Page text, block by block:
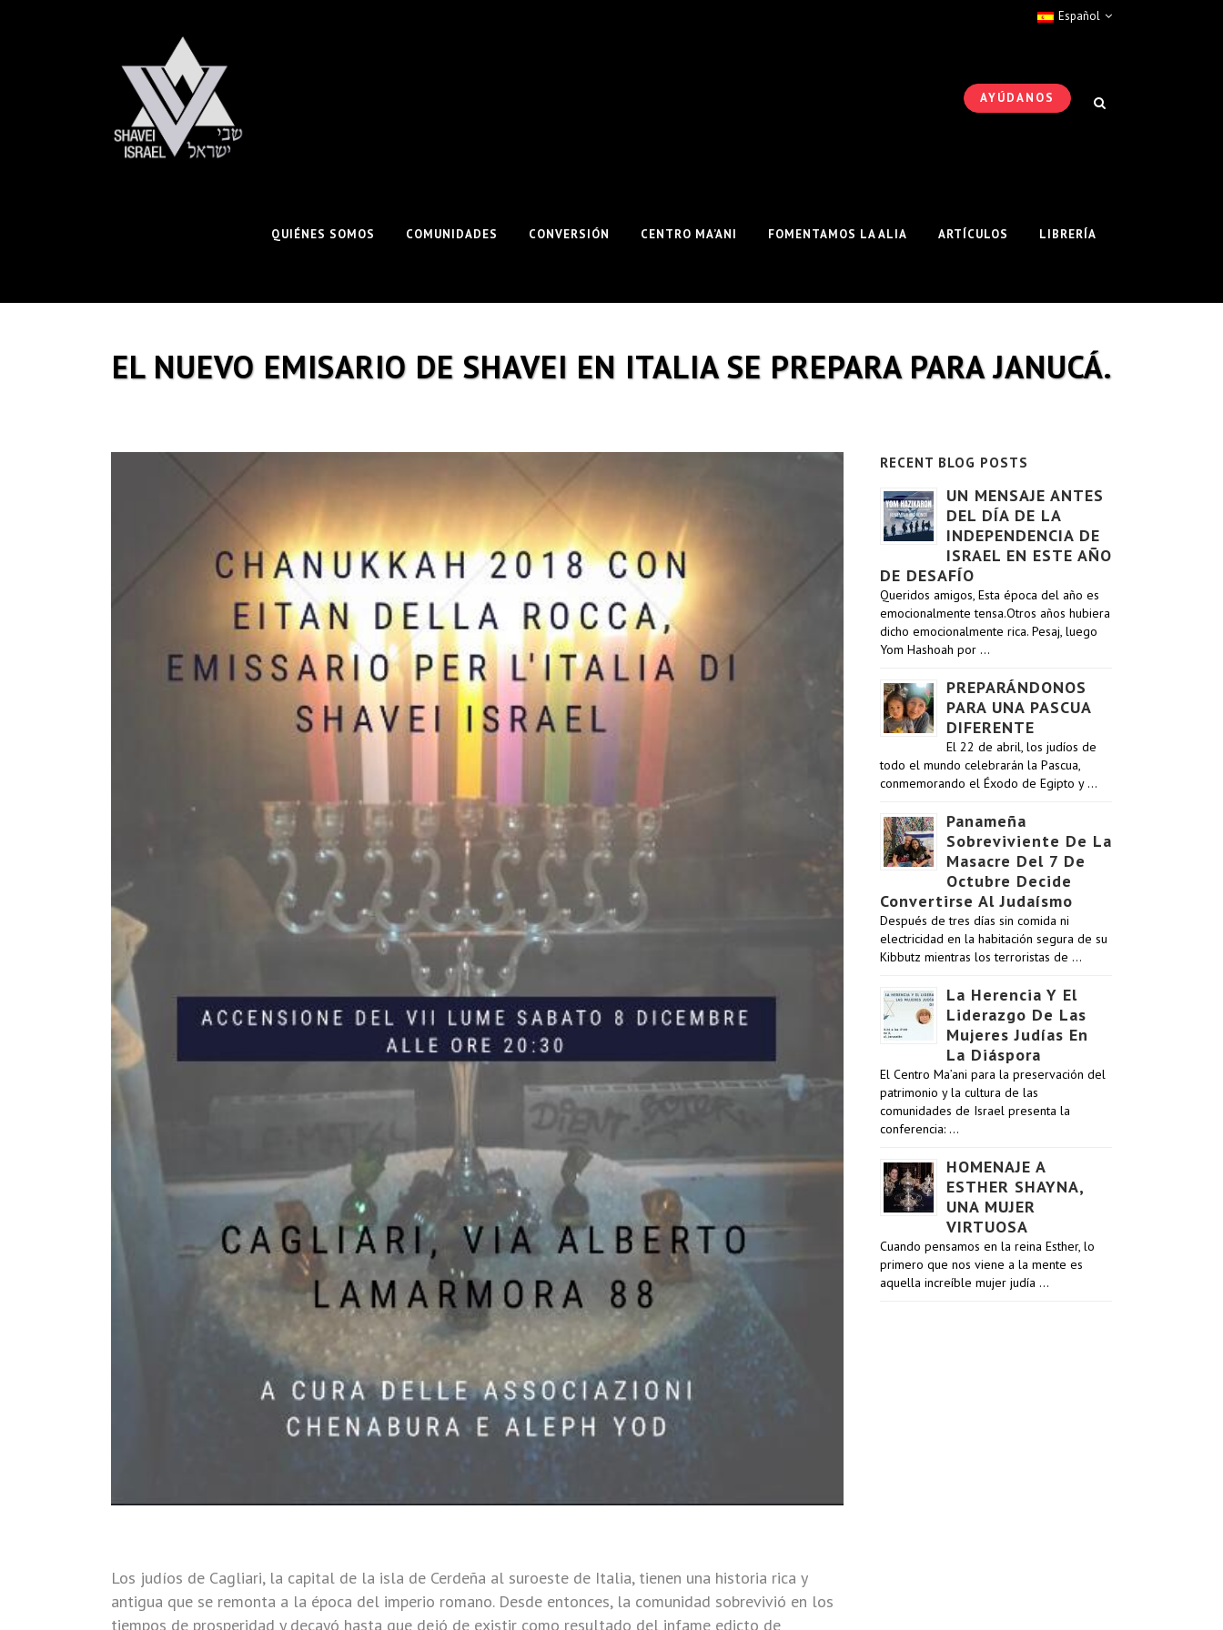
Español
AYÚDANOS
QUIÉNES SOMOS COMUNIDADES CONVERSIÓN CENTRO MA’ANI FOMENTAMOS LA ALIA ARTÍCULOS LIBRERÍA
EL NUEVO EMISARIO DE SHAVEI EN ITALIA SE PREPARA PARA JANUCÁ.
Los judíos de Cagliari, la capital de la isla de Cerdeña al suroeste de Italia, tienen una historia rica y
antigua que se remonta a la época del imperio romano. Desde entonces, la comunidad sobrevivió en los
tiempos de prosperidad y decayó hasta que dejó de existir como resultado del infame edicto de
RECENT BLOG POSTS
UN MENSAJE ANTES
DEL DÍA DE LA
INDEPENDENCIA DE
ISRAEL EN ESTE AÑO
DE DESAFÍO
Queridos amigos, Esta época del año es
emocionalmente tensa.Otros años hubiera
dicho emocionalmente rica. Pesaj, luego
Yom Hashoah por …
PREPARÁNDONOS
PARA UNA PASCUA
DIFERENTE
El 22 de abril, los judíos de
todo el mundo celebrarán la Pascua,
conmemorando el Éxodo de Egipto y …
Panameña
Sobreviviente De La
Masacre Del 7 De
Octubre Decide
Convertirse Al Judaísmo
Después de tres días sin comida ni
electricidad en la habitación segura de su
Kibbutz mientras los terroristas de …
La Herencia Y El
Liderazgo De Las
Mujeres Judías En
La Diáspora
El Centro Ma’ani para la preservación del
patrimonio y la cultura de las
comunidades de Israel presenta la
conferencia: …
HOMENAJE A
ESTHER SHAYNA,
UNA MUJER
VIRTUOSA
Cuando pensamos en la reina Esther, lo
primero que nos viene a la mente es
aquella increíble mujer judía …